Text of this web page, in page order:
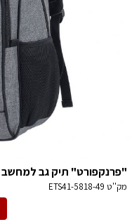
"פרנקפורט" תיק גב למחשב
מק''ט ETS41-5818-49